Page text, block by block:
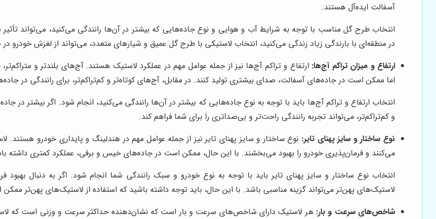
آسفالت ایده‌آل هستند.
انتخاب طرح گل مناسب با توجه به شرایط آب و هوایی و نوع جاده‌هایی که بیشتر در آن‌ها رانندگی می‌کنید، می‌تواند تأثیر
در منطقه‌ای با بارندگی زیاد زندگی می‌کنید، انتخاب لاستیکی با طرح گل عمیق و شیارهای متعدد، می‌تواند از لغزش خودرو
ارتفاع و میزان تراکم آج‌ها: ارتفاع و تراکم آج‌ها نیز از جمله عوامل مهم در عملکرد لاستیک هستند. آج‌های بلندتر و
اما ممکن است در جاده‌های آسفالت، صدای بیشتری تولید کنند. در مقابل، آج‌های کوتاه‌تر و کم‌تراکم‌تر، برای رانندگی در
انتخاب ارتفاع و تراکم آج‌ها باید با توجه به نوع جاده‌هایی که بیشتر در آن‌ها رانندگی می‌کنید، انجام شود. اگر بیشتر در
و کم‌تراکم‌تر، می‌تواند تجربه رانندگی راحت‌تر و بی‌صداتری را برای شما فراهم کند.
نوع ساختار و سایز پهنای تایر: نوع ساختار و سایز پهنای تایر نیز از جمله عوامل مهم در هندلینگ و پایداری خودرو
می‌کنند و فرمان‌پذیری خودرو را بهبود می‌بخشند. با این حال، ممکن است در جاده‌های خیس و برفی، عملکرد کمتری داشته
انتخاب نوع ساختار و سایز پهنای تایر باید با توجه به نوع خودرو و سبک رانندگی شما انجام شود. اگر به دنبال
لاستیک‌های پهن‌تر می‌تواند گزینه مناسبی باشد. با این حال، باید توجه داشته باشید که استفاده از لاستیک‌های پهن‌تر
شاخص‌های سرعت و بار: هر لاستیک دارای شاخص‌های سرعت و بار است که نشان‌دهنده حداکثر سرعت و وزنی است که